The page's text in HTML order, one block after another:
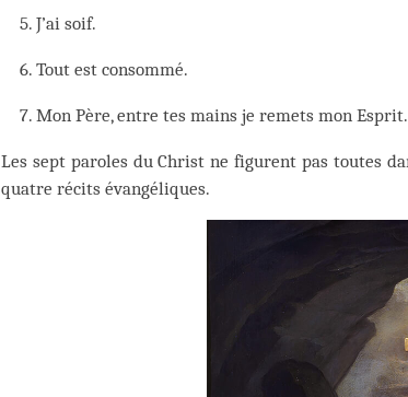
J’ai soif.
Tout est consommé.
Mon Père, entre tes mains je remets mon Esprit.
Les sept paroles du Christ ne figurent pas toutes
quatre récits évangéliques.